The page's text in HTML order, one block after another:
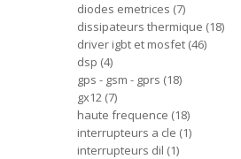
diodes emetrices 7
dissipateurs thermique 18
driver igbt et mosfet 46
dsp 4
gps - gsm - gprs 18
gx12 7
haute frequence 18
interrupteurs a cle 1
interrupteurs dil 1